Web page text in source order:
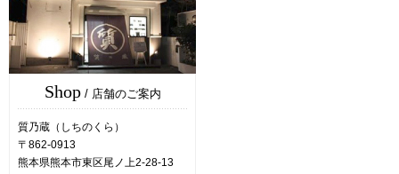
Shop/ 店舗のご案内
質乃蔵（しちのくら）
〒862-0913
熊本県熊本市東区尾ノ上2-28-13